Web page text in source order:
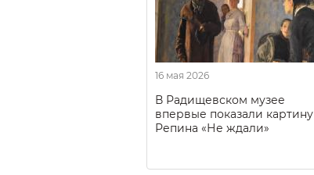
16 мая 2026
В Радищевском музее
впервые показали картину
Репина «Не ждали»